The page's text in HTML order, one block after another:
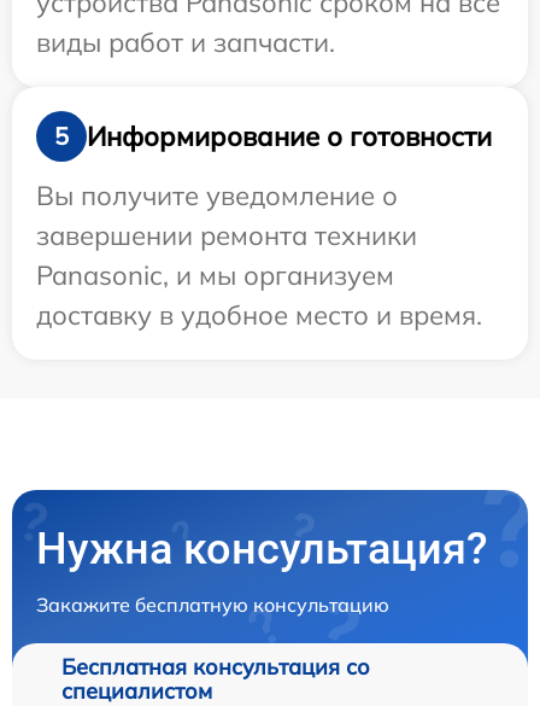
виды работ и запчасти.
5
Информирование о готовности
Вы получите уведомление о
завершении ремонта техники
Panasonic, и мы организуем
доставку в удобное место и время.
Нужна консультация?
Закажите бесплатную консультацию
Бесплатная консультация со
специалистом